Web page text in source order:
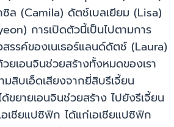
ซิล (Camila) ดัตช์เบลเยียม (Lisa)
การเปิดตัวนี้เป็นไปตามการ
สรรค์ของเนเธอร์แลนด์ดัตช์ (Laura)
ยเอนจินช่วยสร้างทั้งหมดของเรา
มสิบเอ็ดเสียงจากยี่สิบรีเจี้ยน
ขยายเอนจินช่วยสร้าง ไปยังรีเจี้ยน
อเชียแปซิฟิก ได้แก่เอเชียแปซิฟิก